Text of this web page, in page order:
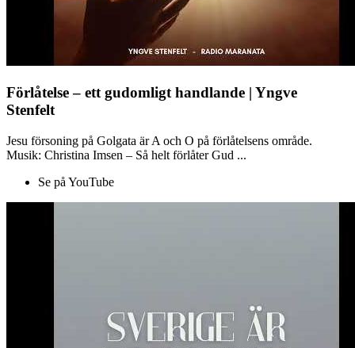
Förlåtelse – ett gudomligt handlande | Yngve
Stenfelt
Jesu försoning på Golgata är A och O på förlåtelsens område.
Musik: Christina Imsen – Så helt förlåter Gud ...
Se på YouTube